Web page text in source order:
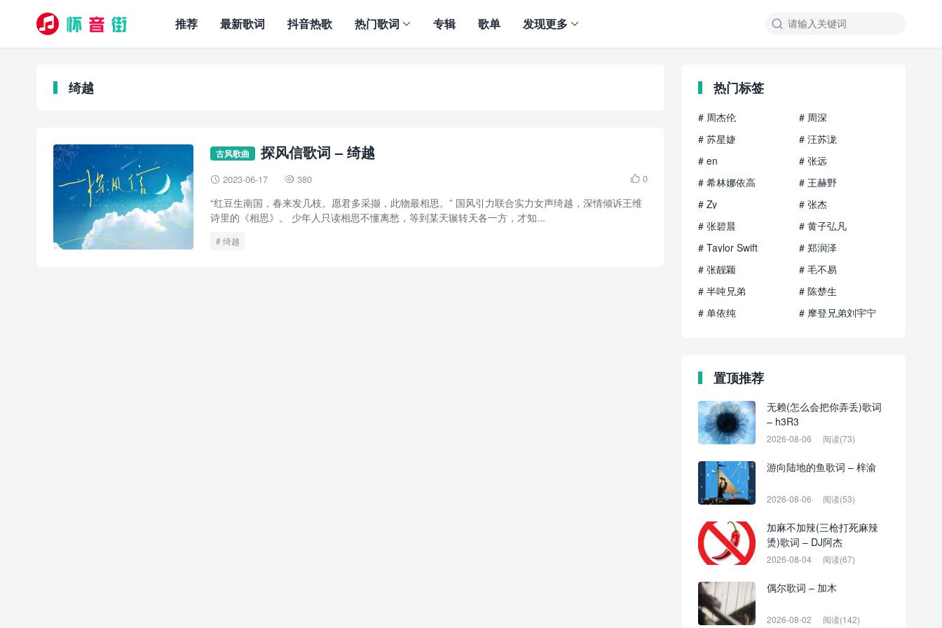

推荐 最新歌词 抖音热歌 热门歌词 专辑 歌单 发现更多
绮越
古风歌曲 探风信歌词 – 绮越
 2023-06-17  380  0
“红豆生南国，春来发几枝。愿君多采撷，此物最相思。” 国风引力联合实力女声绮越，深情倾诉王维
诗里的《相思》。 少年人只读相思不懂离愁，等到某天辗转天各一方，才知...
绮越
热门标签
# 周杰伦
# 周深
# 苏星婕
# 汪苏泷
# en
# 张远
# 希林娜依高
# 王赫野
# Zy
# 张杰
# 张碧晨
# 黄子弘凡
# Taylor Swift
# 郑润泽
# 张靓颖
# 毛不易
# 半吨兄弟
# 陈楚生
# 单依纯
# 摩登兄弟刘宇宁
置顶推荐
无赖(怎么会把你弄丢)歌词
– h3R3
2026-08-06 阅读(73)
游向陆地的鱼歌词 – 梓渝
2026-08-06 阅读(53)
加麻不加辣(三枪打死麻辣
烫)歌词 – DJ阿杰
2026-08-04 阅读(67)
偶尔歌词 – 加木
2026-08-02 阅读(142)